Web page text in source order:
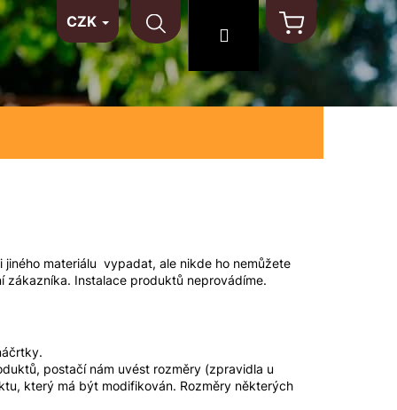
NA MÍRU MATERIÁLY
CZK
Hledat PřihlášeníNákupní
košík
materiálu vypadat, ale nikde ho nemůžete
zákazníka. Instalace produktů neprovádíme.
postačí nám uvést rozměry (zpravidla u
který má být modifikován. Rozměry některých